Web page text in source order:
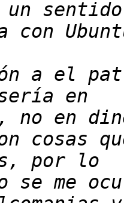
a el
cosas
se me